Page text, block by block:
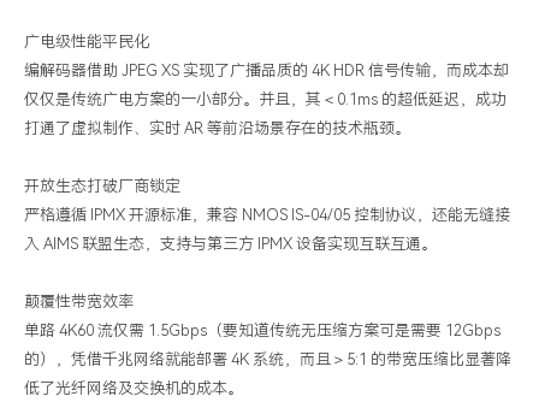
广电级性能平民化
编解码器借助 JPEG XS 实现了广播品质的 4K HDR 信号传输，而成本却
仅仅是传统广电方案的一小部分。并且，其＜ 0.1ms 的超低延迟，成功
打通了虚拟制作、实时 AR 等前沿场景存在的技术瓶颈。
开放生态打破厂商锁定
严格遵循 IPMX 开源标准，兼容 NMOS IS-04/05 控制协议，还能无缝接
入 AIMS 联盟生态，支持与第三方 IPMX 设备实现互联互通。
颠覆性带宽效率
单路 4K60 流仅需 1.5Gbps （要知道传统无压缩方案可是需要 12Gbps
的），凭借千兆网络就能部署 4K 系统，而且＞ 5:1 的带宽压缩比显著降
低了光纤网络及交换机的成本。